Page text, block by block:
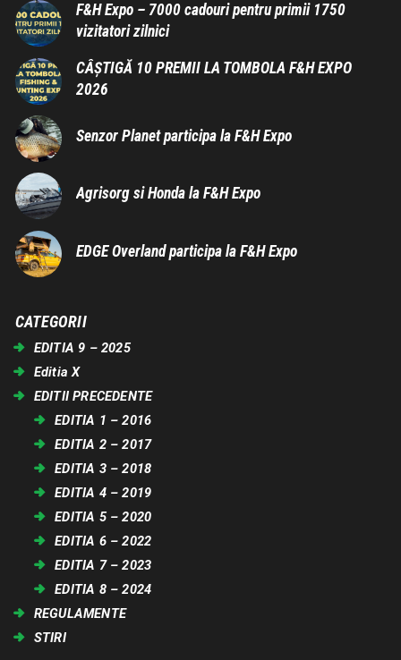
F&H Expo – 7000 cadouri pentru primii 1750
vizitatori zilnici
CÂȘTIGĂ 10 PREMII LA TOMBOLA F&H EXPO
2026
Senzor Planet participa la F&H Expo
Agrisorg si Honda la F&H Expo
EDGE Overland participa la F&H Expo
CATEGORII
EDITIA 9 – 2025
Editia X
EDITII PRECEDENTE
EDITIA 1 – 2016
EDITIA 2 – 2017
EDITIA 3 – 2018
EDITIA 4 – 2019
EDITIA 5 – 2020
EDITIA 6 – 2022
EDITIA 7 – 2023
EDITIA 8 – 2024
REGULAMENTE
STIRI